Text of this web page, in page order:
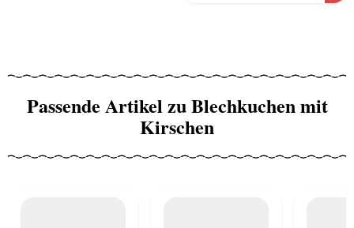
Passende Artikel zu Blechkuchen mit
Kirschen